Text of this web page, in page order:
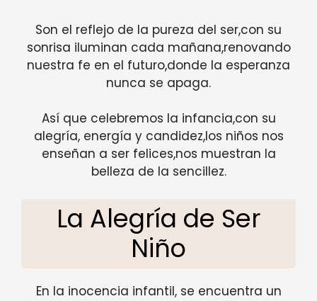
Son el reflejo de la pureza del ser,con su
sonrisa iluminan cada mañana,renovando
nuestra fe en el futuro,donde la esperanza
nunca se apaga.
Así que celebremos la infancia,con su
alegría, energía y candidez,los niños nos
enseñan a ser felices,nos muestran la
belleza de la sencillez.
La Alegría de Ser
Niño
En la inocencia infantil, se encuentra un